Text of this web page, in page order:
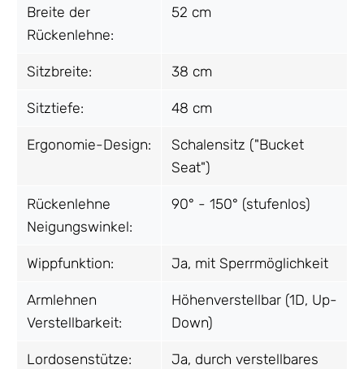
Breite der
Rückenlehne:
52 cm
Sitzbreite: 38 cm
Sitztiefe: 48 cm
Ergonomie-Design:
Schalensitz ("Bucket
Seat")
Rückenlehne
Neigungswinkel:
90° - 150° (stufenlos)
Wippfunktion: Ja, mit Sperrmöglichkeit
Armlehnen
Verstellbarkeit:
Höhenverstellbar (1D, Up-
Down)
Lordosenstütze:
Ja, durch verstellbares